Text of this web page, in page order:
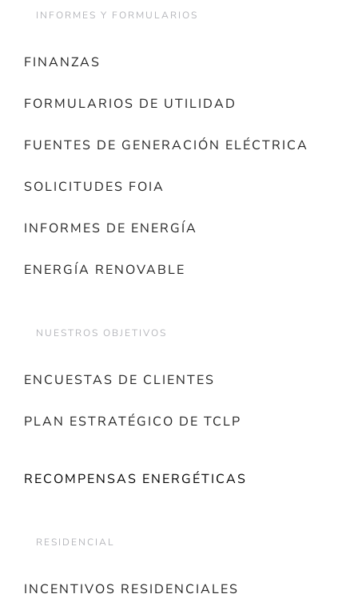
INFORMES Y FORMULARIOS
FINANZAS
FORMULARIOS DE UTILIDAD
FUENTES DE GENERACIÓN ELÉCTRICA
SOLICITUDES FOIA
INFORMES DE ENERGÍA
ENERGÍA RENOVABLE
NUESTROS OBJETIVOS
ENCUESTAS DE CLIENTES
PLAN ESTRATÉGICO DE TCLP
RECOMPENSAS ENERGÉTICAS
RESIDENCIAL
INCENTIVOS RESIDENCIALES